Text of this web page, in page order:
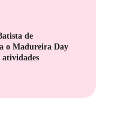
de
o Madureira Day
atividades